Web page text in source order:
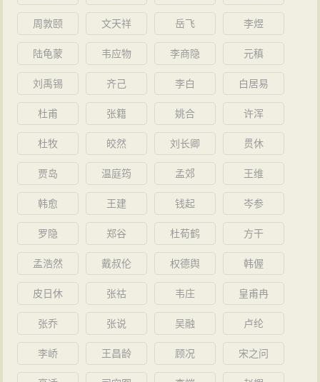
周敦颐 文天祥 岳飞 李煜
陆龟蒙 韦应物 李商隐 元稹
刘禹锡 齐己 李白 白居易
杜甫 张籍 姚合 许浑
杜牧 皎然 刘长卿 贯休
贾岛 温庭筠 孟郊 王维
韩愈 王建 钱起 岑参
罗隐 郑谷 杜荀鹤 方干
孟浩然 戴叔伦 权德舆 韩偓
皮日休 张祜 韦庄 皇甫冉
张乔 张说 吴融 卢纶
李峤 王昌龄 顾况 宋之问